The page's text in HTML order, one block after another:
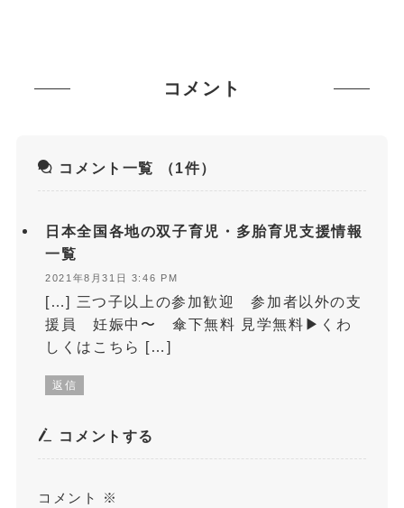
コメント
コメント一覧 （1件）
日本全国各地の双子育児・多胎育児支援情報
一覧
2021年8月31日 3:46 PM
[…] 三つ子以上の参加歓迎 参加者以外の支
援員 妊娠中〜 傘下無料 見学無料▶くわ
しくはこちら […]
返信
コメントする
コメント ※